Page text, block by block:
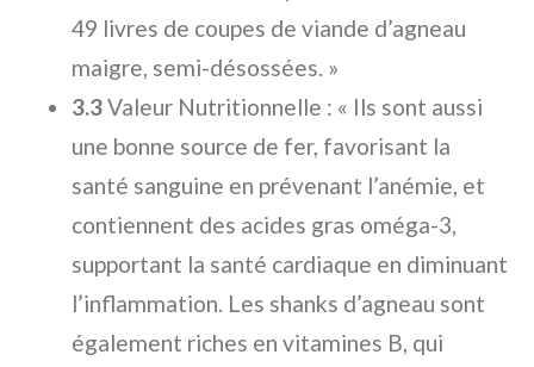
49 livres de coupes de viande d’agneau
maigre, semi-désossées. »
3.3Valeur Nutritionnelle : « Ils sont aussi
une bonne source de fer, favorisant la
santé sanguine en prévenant l’anémie, et
contiennent des acides gras oméga-3,
supportant la santé cardiaque en diminuant
l’inflammation. Les shanks d’agneau sont
également riches en vitamines B, qui